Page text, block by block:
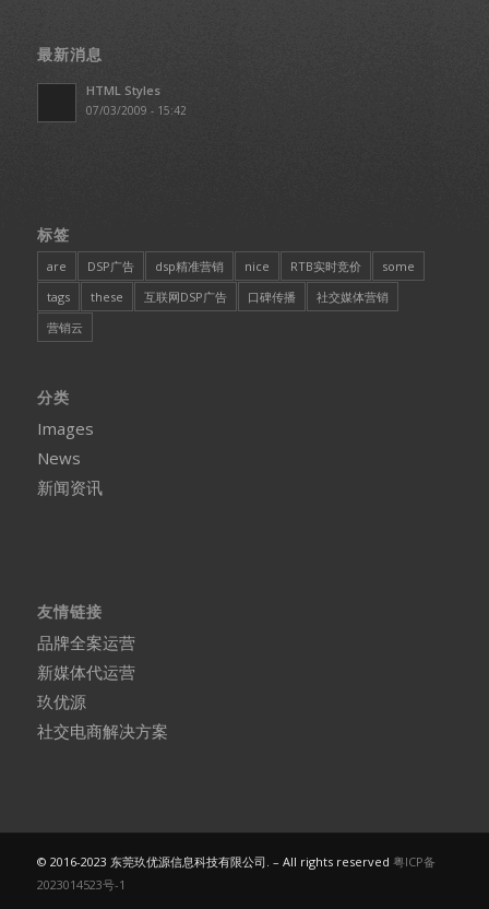
最新消息
HTML Styles
07/03/2009 - 15:42
标签
are DSP广告 dsp精准营销 nice RTB实时竞价
some
tags
these 互联网DSP广告 口碑传播
社交媒体营销
营销云
分类
Images
News
新闻资讯
友情链接
品牌全案运营
新媒体代运营
玖优源
社交电商解决方案
© 2016-2023 东莞玖优源信息科技有限公司. – All rights reserved 粤ICP备
2023014523号-1